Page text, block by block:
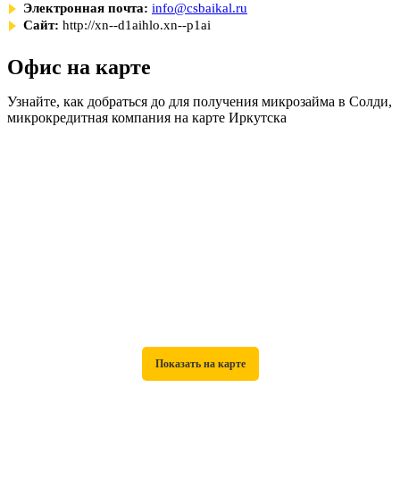
Электронная почта: info@csbaikal.ru
Сайт: http://xn--d1aihlo.xn--p1ai
Офис на карте
Узнайте, как добраться до для получения микрозайма в Солди,
микрокредитная компания на карте Иркутска